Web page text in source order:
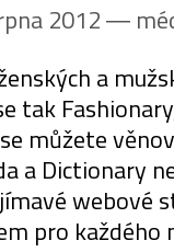
2012 ―
a
tak
můžete
a Dictionary
webové
pro